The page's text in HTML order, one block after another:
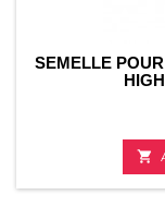
SEMELLE
